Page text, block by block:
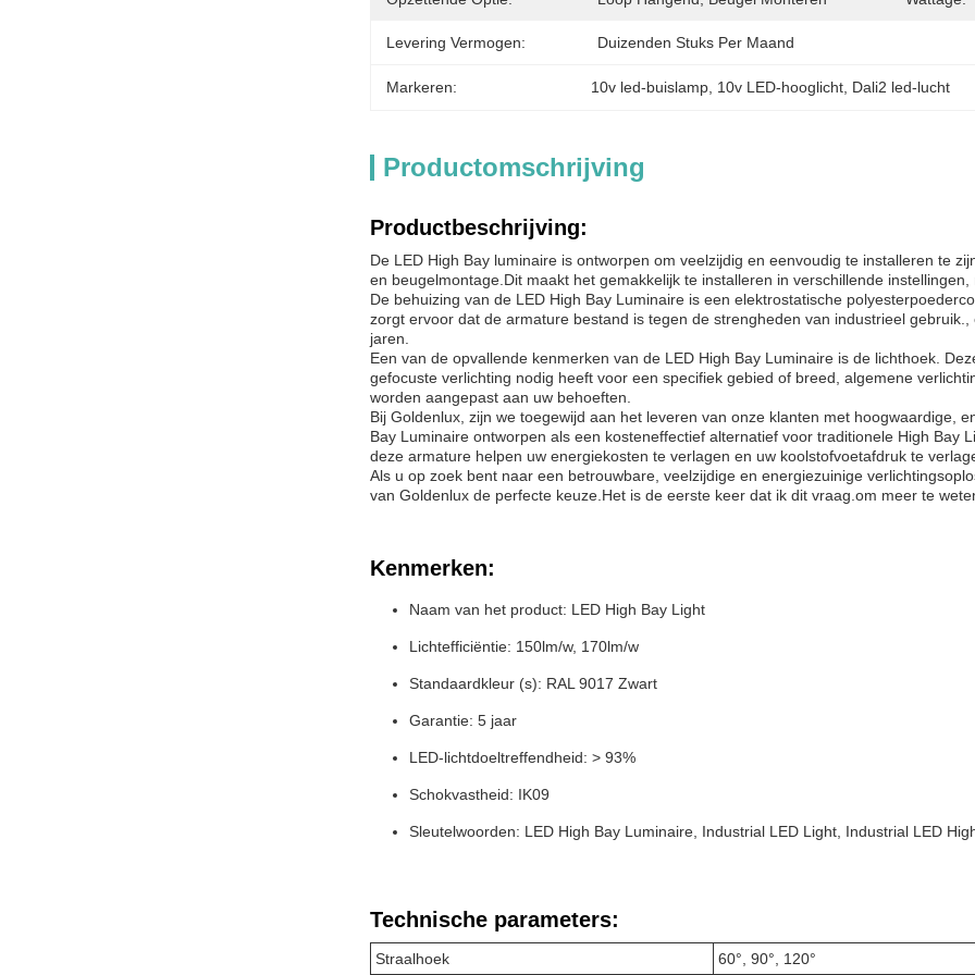
Levering Vermogen: Duizenden Stuks Per Maand
Markeren: 10v led-buislamp 10v LED-hooglicht Dali2 led-lucht
Productomschrijving
Productbeschrijving:
De LED High Bay luminaire is ontworpen om veelzijdig en eenvoudig te installeren te
en beugelmontage.Dit maakt het gemakkelijk te installeren in verschillende
De behuizing van de LED High Bay Luminaire is een elektrostatische
zorgt ervoor dat de armature bestand is tegen de strengheden van industrieel
jaren.
Een van de opvallende kenmerken van de LED High Bay Luminaire is de lichthoek.
gefocuste verlichting nodig heeft voor een specifiek gebied of breed, algemene
worden aangepast aan uw behoeften.
Bij Goldenlux, zijn we toegewijd aan het leveren van onze klanten met hoogwaardige,
Bay Luminaire ontworpen als een kosteneffectief alternatief voor traditionele High Bay
deze armature helpen uw energiekosten te verlagen en uw koolstofvoetafdruk te
Als u op zoek bent naar een betrouwbare, veelzijdige en energiezuinige
van Goldenlux de perfecte keuze. Het is de eerste keer dat ik dit vraag. om meer te
Kenmerken:
Naam van het product: LED High Bay Light
Lichtefficiëntie: 150lm/w, 170lm/w
Standaardkleur (s): RAL 9017 Zwart
Garantie: 5 jaar
LED-lichtdoeltreffendheid: > 93%
Schokvastheid: IK09
Sleutelwoorden: LED High Bay Luminaire, Industrial LED Light, Industrial LED
Technische parameters:
Straalhoek 60°, 90°, 120°